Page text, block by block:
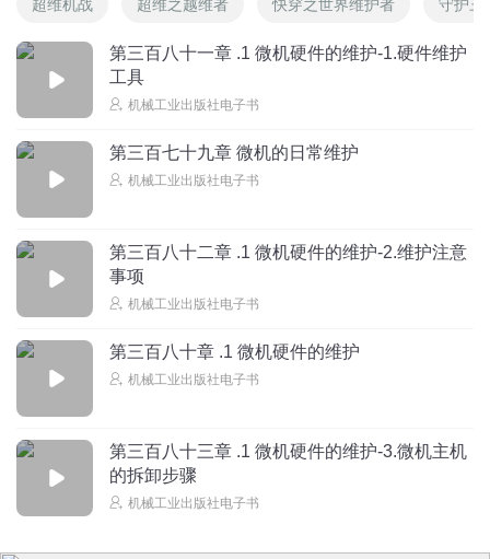
超维机战 超维之越维者 快穿之世界维护者 守护三
第三百八十一章 .1 微机硬件的维护-1.硬件维护
工具
机械工业出版社电子书
第三百七十九章 微机的日常维护
机械工业出版社电子书
第三百八十二章 .1 微机硬件的维护-2.维护注意
事项
机械工业出版社电子书
第三百八十章 .1 微机硬件的维护
机械工业出版社电子书
第三百八十三章 .1 微机硬件的维护-3.微机主机
的拆卸步骤
机械工业出版社电子书